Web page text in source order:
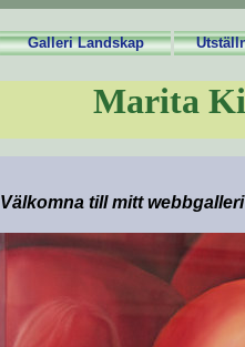
Galleri Landskap
Marita
Välkomna till mitt webbgalleri